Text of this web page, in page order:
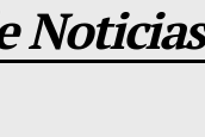
Noticias